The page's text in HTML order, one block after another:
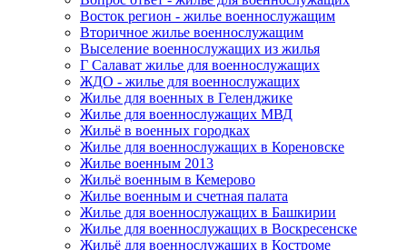
Восток регион - жилье военнослужащим
Вторичное жилье военнослужащим
Выселение военнослужащих из жилья
Г Салават жилье для военнослужащих
ЖДО - жилье для военнослужащих
Жилье для военных в Геленджике
Жилье для военнослужащих МВД
Жильё в военных городках
Жилье для военнослужащих в Кореновске
Жилье военным 2013
Жильё военным в Кемерово
Жилье военным и счетная палата
Жилье для военнослужащих в Башкирии
Жилье для военнослужащих в Воскресенске
Жильё для военнослужащих в Костроме